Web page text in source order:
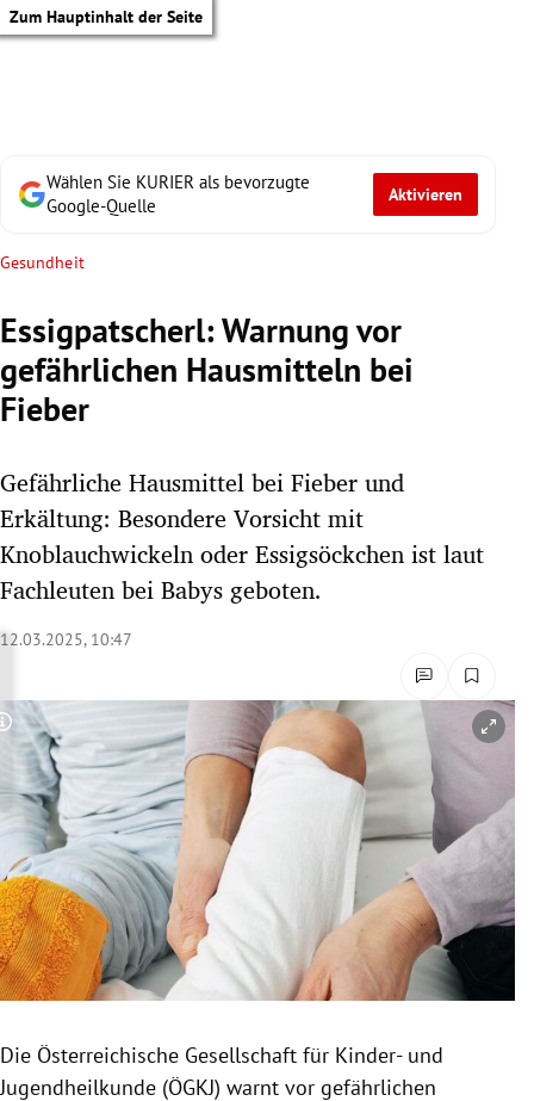
Zum Hauptinhalt der Seite
Untermenü
Untermenü
Untermenü
Untermenü
Untermenü
Untermenü
Wählen Sie KURIER als bevorzugte
Google-Quelle
Aktivieren
Gesundheit
Essigpatscherl: Warnung vor
gefährlichen Hausmitteln bei
Fieber
Gefährliche Hausmittel bei Fieber und
Erkältung: Besondere Vorsicht mit
Knoblauchwickeln oder Essigsöckchen ist laut
Fachleuten bei Babys geboten.
12.03.2025, 10:47
Copyright-Hinweis öffnen/schließen
Die Österreichische Gesellschaft für Kinder- und
Jugendheilkunde (ÖGKJ) warnt vor gefährlichen